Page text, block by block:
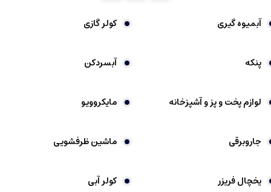
آبمیوه گیری کولر گازی
پنکه آبسردکن
لوازم پخت و پز و آشپزخانه مایکروویو
جاروبرقی ماشین ظرفشویی
یخچال فریزر کولر آبی